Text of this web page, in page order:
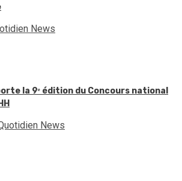
News
la 9ᵉ édition du Concours national
News